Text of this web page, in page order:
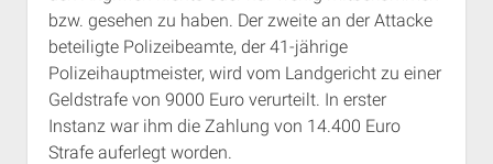
bzw. gesehen zu haben. Der zweite an der Attacke
beteiligte Polizeibeamte, der 41-jährige
Polizeihauptmeister, wird vom Landgericht zu einer
Geldstrafe von 9000 Euro verurteilt. In erster
Instanz war ihm die Zahlung von 14.400 Euro
Strafe auferlegt worden.